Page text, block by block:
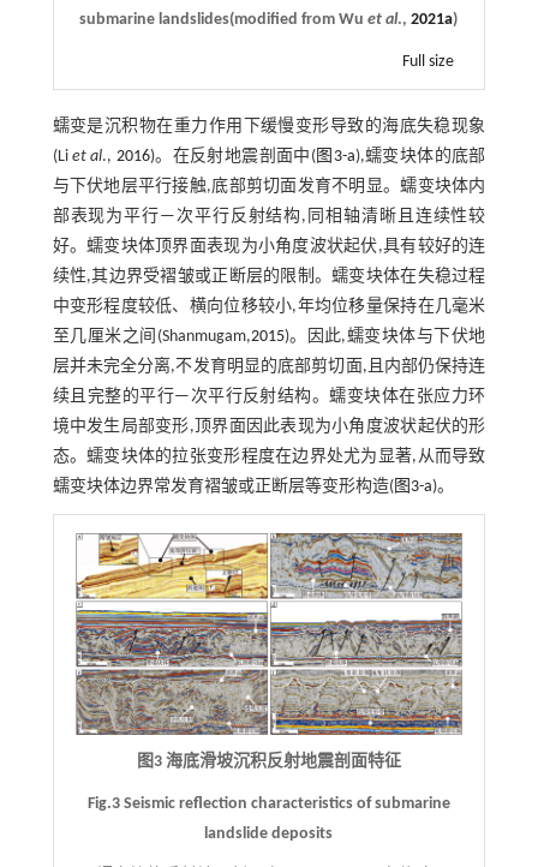
submarine landslides(modified from Wuet al.,2021a)
Full size
蠕变是沉积物在重力作用下缓慢变形导致的海底失稳现象
(Li et al., 2016)。在反射地震剖面中( 图3-a),蠕变块体的底部
与下伏地层平行接触,底部剪切面发育不明显。蠕变块体内
部表现为平行—次平行反射结构,同相轴清晰且连续性较
好。蠕变块体顶界面表现为小角度波状起伏,具有较好的连
续性,其边界受褶皱或正断层的限制。蠕变块体在失稳过程
中变形程度较低、横向位移较小,年均位移量保持在几毫米
至几厘米之间(Shanmugam,2015)。因此,蠕变块体与下伏地
层并未完全分离,不发育明显的底部剪切面,且内部仍保持连
续且完整的平行—次平行反射结构。蠕变块体在张应力环
境中发生局部变形,顶界面因此表现为小角度波状起伏的形
态。蠕变块体的拉张变形程度在边界处尤为显著,从而导致
蠕变块体边界常发育褶皱或正断层等变形构造( 图3-a)。
图3 海底滑坡沉积反射地震剖面特征
Fig.3 Seismic reflection characteristics of submarine
landslide deposits